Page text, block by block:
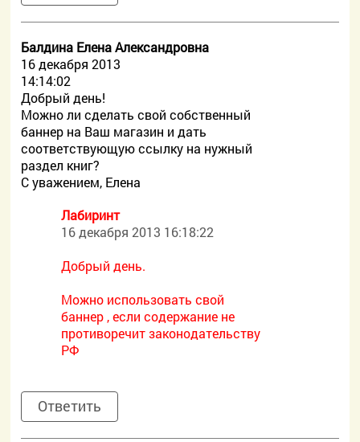
Балдина Елена Александровна
16 декабря 2013
14:14:02
Добрый день!
Можно ли сделать свой собственный
баннер на Ваш магазин и дать
соответствующую ссылку на нужный
раздел книг?
С уважением, Елена
Лабиринт
16 декабря 2013 16:18:22
Добрый день.
Можно использовать свой
баннер , если содержание не
противоречит законодательству
РФ
Ответить